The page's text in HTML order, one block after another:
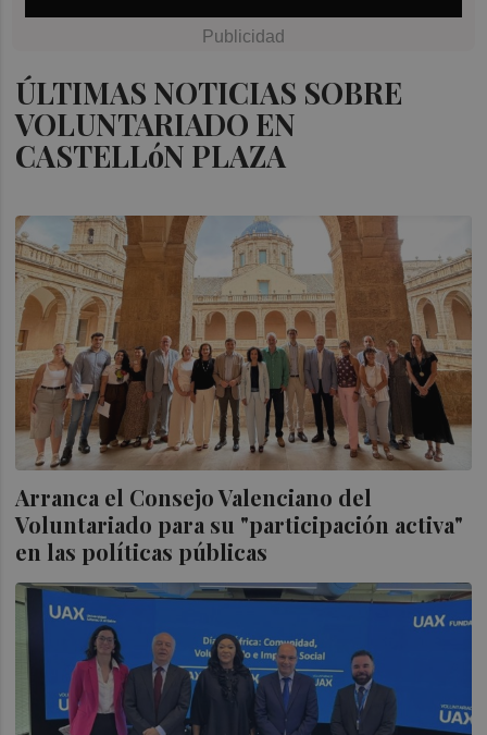
ÚLTIMAS NOTICIAS SOBRE
VOLUNTARIADO EN
CASTELLóN PLAZA
Arranca el Consejo Valenciano del
Voluntariado para su "participación activa"
en las políticas públicas